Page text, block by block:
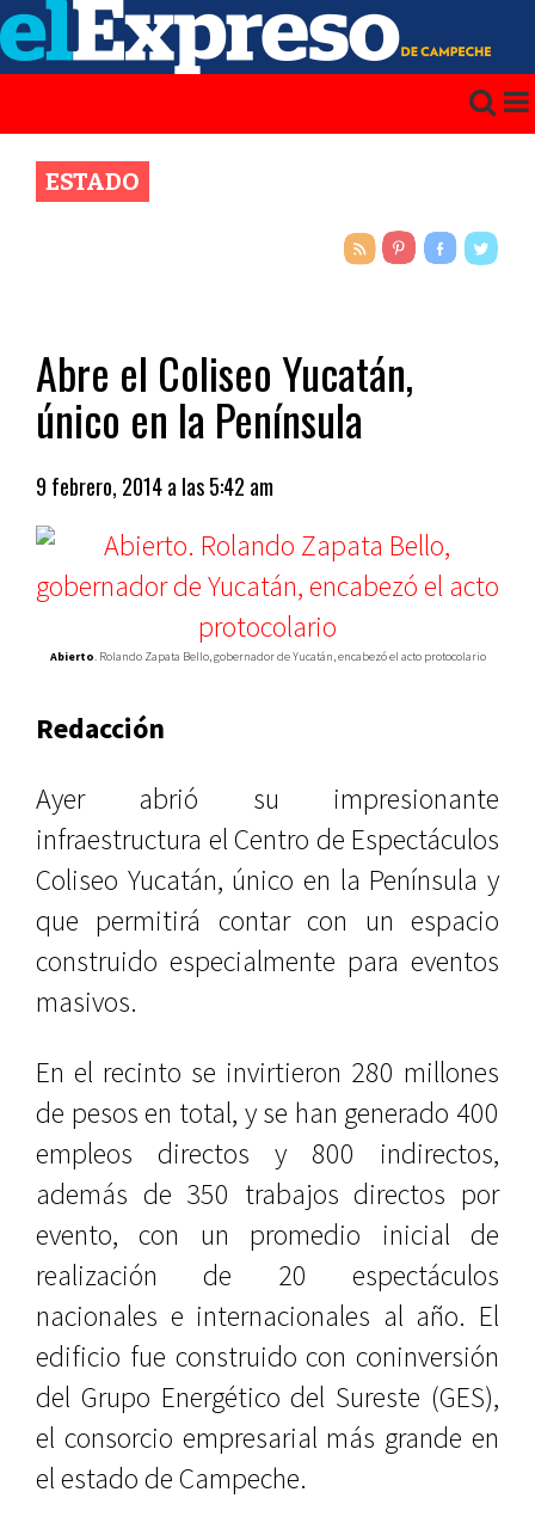
ESTADO
Abre el Coliseo Yucatán,
único en la Península
9 febrero, 2014 a las 5:42 am
Abierto. Rolando Zapata Bello, gobernador de Yucatán, encabezó el acto protocolario
Redacción
Ayer abrió su impresionante
infraestructura el Centro de Espectáculos
Coliseo Yucatán, único en la Península y
que permitirá contar con un espacio
construido especialmente para eventos
masivos.
En el recinto se invirtieron 280 millones
de pesos en total, y se han generado 400
empleos directos y 800 indirectos,
además de 350 trabajos directos por
evento, con un promedio inicial de
realización de 20 espectáculos
nacionales e internacionales al año. El
edificio fue construido con coninversión
del Grupo Energético del Sureste (GES),
el consorcio empresarial más grande en
el estado de Campeche.